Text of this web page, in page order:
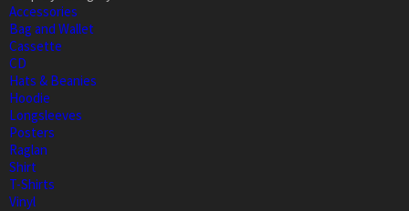
Accessories
Bag and Wallet
Cassette
CD
Hats & Beanies
Hoodie
Longsleeves
Posters
Raglan
Shirt
T-Shirts
Vinyl